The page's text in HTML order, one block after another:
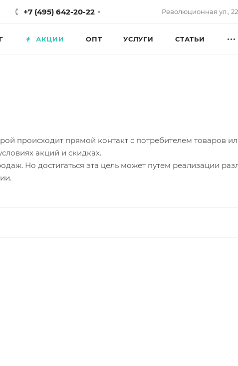
+7 (495) 642-20-22 Революционная ул.,
АКЦИИ ОПТ УСЛУГИ СТАТЬИ
происходит прямой контакт с потребителем товаров
акций и скидках.
Но достигаться эта цель может путем реализации